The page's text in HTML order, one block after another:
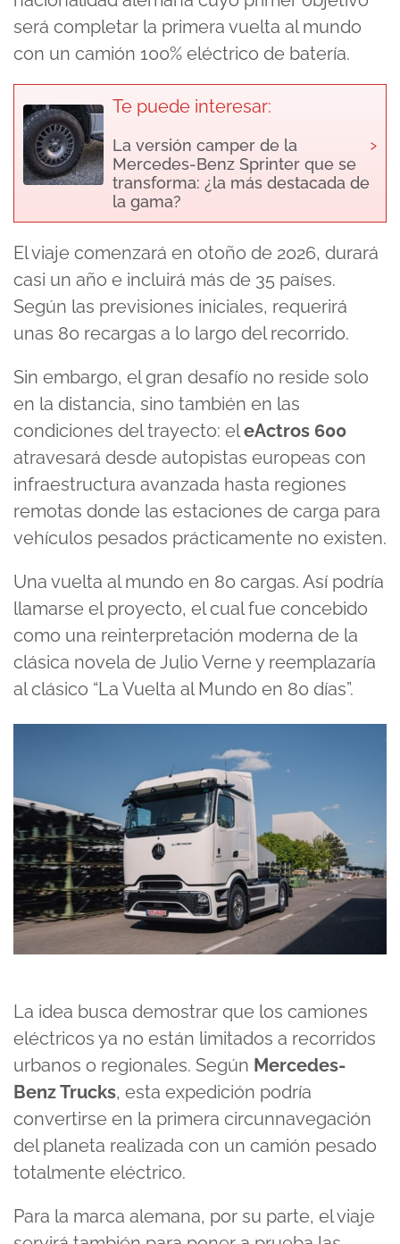
será completar la primera vuelta al mundo
con un camión 100% eléctrico de batería.
Te puede interesar:
La versión camper de la
Mercedes-Benz Sprinter que se
transforma: ¿la más destacada de
la gama?
›
El viaje comenzará en otoño de 2026, durará
casi un año e incluirá más de 35 países.
Según las previsiones iniciales, requerirá
unas 80 recargas a lo largo del recorrido.
Sin embargo, el gran desafío no reside solo
en la distancia, sino también en las
condiciones del trayecto: eleActros 600
atravesará desde autopistas europeas con
infraestructura avanzada hasta regiones
remotas donde las estaciones de carga para
vehículos pesados prácticamente no existen.
Una vuelta al mundo en 80 cargas. Así podría
llamarse el proyecto, el cual fue concebido
como una reinterpretación moderna de la
clásica novela de Julio Verne y reemplazaría
al clásico “La Vuelta al Mundo en 80 días”.
La idea busca demostrar que los camiones
eléctricos ya no están limitados a recorridos
urbanos o regionales. Según Mercedes-
Benz Trucks, esta expedición podría
convertirse en la primera circunnavegación
del planeta realizada con un camión pesado
totalmente eléctrico.
Para la marca alemana, por su parte, el viaje